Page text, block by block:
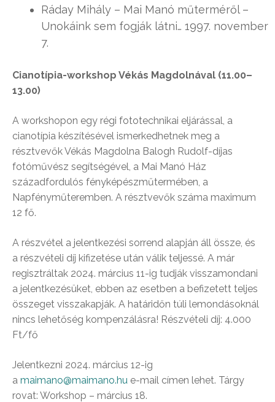
Ráday Mihály – Mai Manó műterméről –
Unokáink sem fogják látni… 1997. november
7.
Cianotípia-workshop Vékás Magdolnával (11.00–
13.00)
A workshopon egy régi fototechnikai eljárással, a
cianotípia készítésével ismerkedhetnek meg a
résztvevők Vékás Magdolna Balogh Rudolf-díjas
fotóművész segítségével, a Mai Manó Ház
századfordulós fényképészműtermében, a
Napfényműteremben. A résztvevők száma maximum
12 fő.
A részvétel a jelentkezési sorrend alapján áll össze, és
a részvételi díj kifizetése után válik teljessé. A már
regisztráltak 2024. március 11-ig tudják visszamondani
a jelentkezésüket, ebben az esetben a befizetett teljes
összeget visszakapják. A határidőn túli lemondásoknál
nincs lehetőség kompenzálásra! Részvételi díj: 4.000
Ft/fő
Jelentkezni 2024. március 12-ig
a maimano@maimano.hu e-mail címen lehet. Tárgy
rovat: Workshop – március 18.